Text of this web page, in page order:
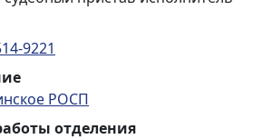
9221
РОСП
отделения